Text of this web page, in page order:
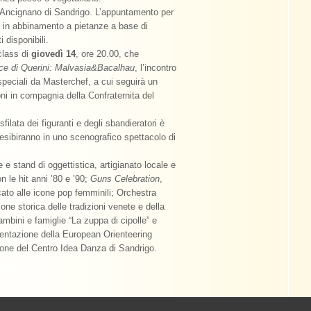
di Sandrigo. L’appuntamento per
in abbinamento a pietanze a base di
disponibili.
di giovedì 14, ore 20.00, che
di Querini: Malvasia&Bacalhau, l’incontro
da Masterchef, a cui seguirà un
in compagnia della Confraternita del
dei figuranti e degli sbandieratori è
in uno scenografico spettacolo di
e stand di oggettistica, artigianato locale e
le hit anni ’80 e ’90; Guns Celebration,
alle icone pop femminili; Orchestra
storica delle tradizioni venete e della
e famiglie “La zuppa di cipolle” e
della European Orienteering
del Centro Idea Danza di Sandrigo.